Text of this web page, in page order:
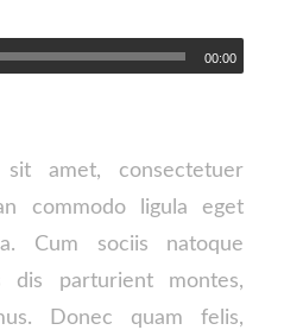
00:00
amet, consectetuer
commodo ligula eget
Cum sociis natoque
dis parturient montes,
Donec quam felis,